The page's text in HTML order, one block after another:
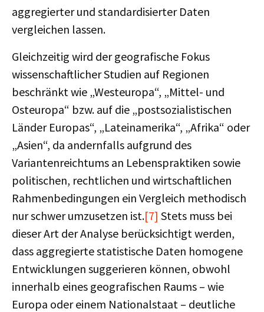
aggregierter und standardisierter Daten
vergleichen lassen.
Gleichzeitig wird der geografische Fokus
wissenschaftlicher Studien auf Regionen
beschränkt wie „Westeuropa“, „Mittel- und
Osteuropa“ bzw. auf die „postsozialistischen
Länder Europas“, „Lateinamerika“, „Afrika“ oder
„Asien“, da andernfalls aufgrund des
Variantenreichtums an Lebenspraktiken sowie
politischen, rechtlichen und wirtschaftlichen
Rahmenbedingungen ein Vergleich methodisch
nur schwer umzusetzen ist.[7] Stets muss bei
dieser Art der Analyse berücksichtigt werden,
dass aggregierte statistische Daten homogene
Entwicklungen suggerieren können, obwohl
innerhalb eines geografischen Raums – wie
Europa oder einem Nationalstaat – deutliche